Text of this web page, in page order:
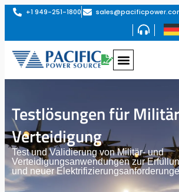
+1 949-251-1800
Testlösungen für
Verteidigung
Test und Validierung von Militär- und
Verteidigungsanwendungen zur
und neuer